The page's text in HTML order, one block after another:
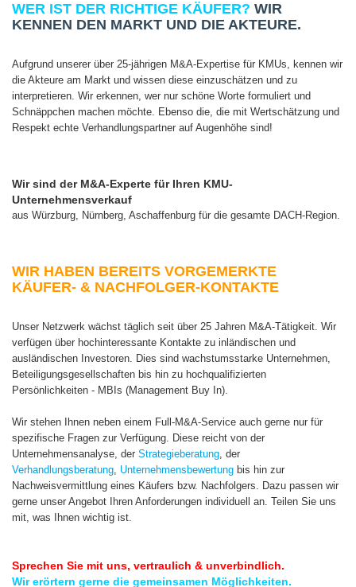
WER IST DER RICHTIGE KÄUFER? WIR
KENNEN DEN MARKT UND DIE AKTEURE.
Aufgrund unserer über 25-jährigen M&A-Expertise für KMUs, kennen wir
die Akteure am Markt und wissen diese einzuschätzen und zu
interpretieren. Wir erkennen, wer nur schöne Worte formuliert und
Schnäppchen machen möchte. Ebenso die, die mit Wertschätzung und
Respekt echte Verhandlungspartner auf Augenhöhe sind!
Wir sind der M&A-Experte für Ihren KMU-
Unternehmensverkauf
aus Würzburg, Nürnberg, Aschaffenburg für die gesamte DACH-Region.
WIR HABEN BEREITS VORGEMERKTE
KÄUFER- & NACHFOLGER-KONTAKTE
Unser Netzwerk wächst täglich seit über 25 Jahren M&A-Tätigkeit. Wir
verfügen über hochinteressante Kontakte zu inländischen und
ausländischen Investoren. Dies sind wachstumsstarke Unternehmen,
Beteiligungsgesellschaften bis hin zu hochqualifizierten
Persönlichkeiten - MBIs (Management Buy In).
Wir stehen Ihnen neben einem Full-M&A-Service auch gerne nur für
spezifische Fragen zur Verfügung. Diese reicht von der
Unternehmensanalyse, der Strategieberatung, der
Verhandlungsberatung, Unternehmensbewertung bis hin zur
Nachweisvermittlung eines Käufers bzw. Nachfolgers. Dazu passen wir
gerne unser Angebot Ihren Anforderungen individuell an. Teilen Sie uns
mit, was Ihnen wichtig ist.
Sprechen Sie mit uns, vertraulich & unverbindlich.
Wir erörtern gerne die gemeinsamen Möglichkeiten.